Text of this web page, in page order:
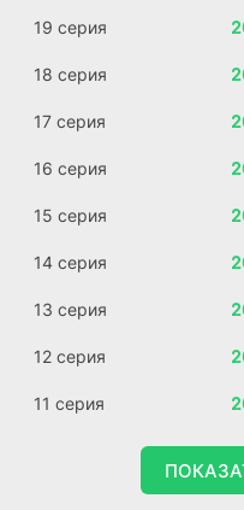
19 серия
18 серия
17 серия
16 серия
15 серия
14 серия
13 серия
12 серия
11 серия